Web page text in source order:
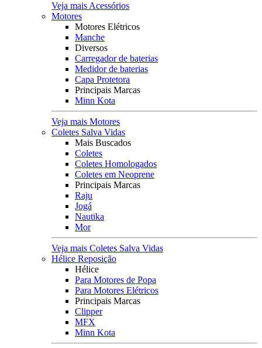
Veja mais Acessórios
Motores
Motores Elétricos
Manche
Diversos
Carregador de baterias
Medidor de baterias
Capa Protetora
Principais Marcas
Minn Kota
Veja mais Motores
Coletes Salva Vidas
Mais Buscados
Coletes
Coletes Homologados
Coletes em Neoprene
Principais Marcas
Raju
Jogá
Nautika
Mor
Veja mais Coletes Salva Vidas
Hélice Reposição
Hélice
Para Motores de Popa
Para Motores Elétricos
Principais Marcas
Clipper
MFX
Minn Kota